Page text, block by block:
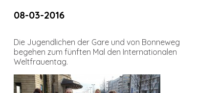
08-03-2016
Die Jugendlichen der Gare und von Bonneweg
begehen zum fünften Mal den Internationalen
Weltfrauentag.